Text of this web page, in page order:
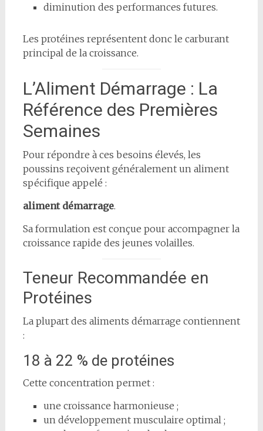
diminution des performances futures.
Les protéines représentent donc le carburant
principal de la croissance.
L’Aliment Démarrage : La
Référence des Premières
Semaines
Pour répondre à ces besoins élevés, les
poussins reçoivent généralement un aliment
spécifique appelé :
aliment démarrage.
Sa formulation est conçue pour accompagner la
croissance rapide des jeunes volailles.
Teneur Recommandée en
Protéines
La plupart des aliments démarrage contiennent
:
18 à 22 % de protéines
Cette concentration permet :
une croissance harmonieuse ;
un développement musculaire optimal ;